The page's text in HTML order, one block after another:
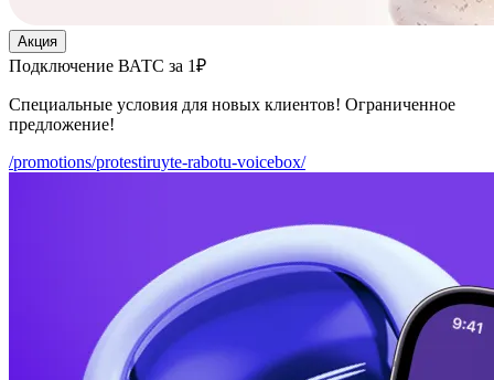
Акция
Подключение ВАТС за 1₽
Специальные условия для новых клиентов! Ограниченное
предложение!
/promotions/protestiruyte-rabotu-voicebox/